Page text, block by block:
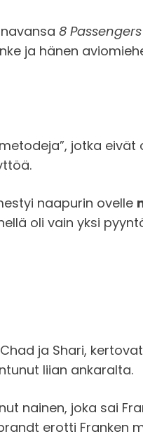
8 Passengers
ja hänen
jotka eivät
naapurin ovelle
oli vain yksi
ja Shari,
liian ankaralta.
nainen, joka sai
erotti Franken